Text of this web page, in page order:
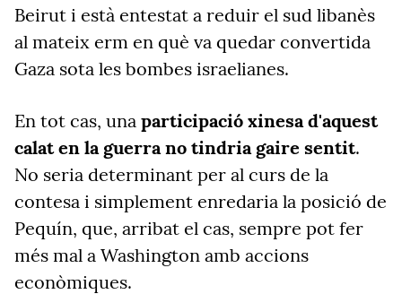
Beirut i està entestat a reduir el sud libanès
al mateix erm en què va quedar convertida
Gaza sota les bombes israelianes.
En tot cas, una participació xinesa d'aquest
calat en la guerra no tindria gaire sentit.
No seria determinant per al curs de la
contesa i simplement enredaria la posició de
Pequín, que, arribat el cas, sempre pot fer
més mal a Washington amb accions
econòmiques.